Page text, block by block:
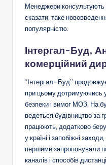
Менеджери консультують
сказати, таке
популярністю.
Інтергал-Буд,
комерційний
“Інтергал-Буд”
при цьому дотримуючись
безпеки і вимог МОЗ. На
ведеться будівництво за
працюють, додатково
у країні і запобіжні
першими запропонували
каналів і способів